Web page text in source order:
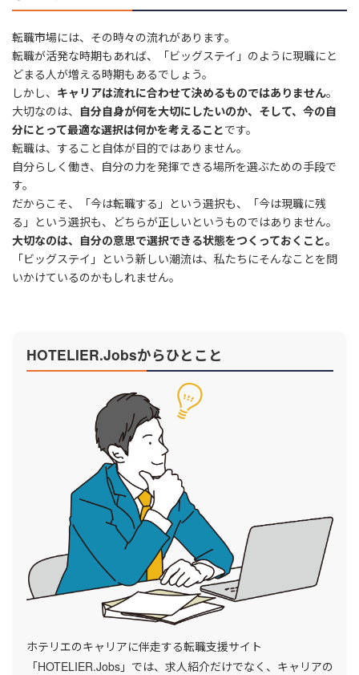
転職市場には、その時々の流れがあります。
転職が活発な時期もあれば、「ビッグステイ」のように現職にと
どまる人が増える時期もあるでしょう。
しかし、 キャリアは流れに合わせて決めるものではありません。
大切なのは、 自分自身が何を大切にしたいのか、そして、今の自
分にとって最適な選択は何かを考えることです。
転職は、すること自体が目的ではありません。
自分らしく働き、自分の力を発揮できる場所を選ぶための手段で
す。
だからこそ、「今は転職する」という選択も、「今は現職に残
る」という選択も、どちらが正しいというものではありません。
大切なのは、自分の意思で選択できる状態をつくっておくこと。
「ビッグステイ」という新しい潮流は、私たちにそんなことを問
いかけているのかもしれません。
HOTELIER.Jobsからひとこと
ホテリエのキャリアに伴走する転職支援サイト
「HOTELIER.Jobs」では、求人紹介だけでなく、キャリアの